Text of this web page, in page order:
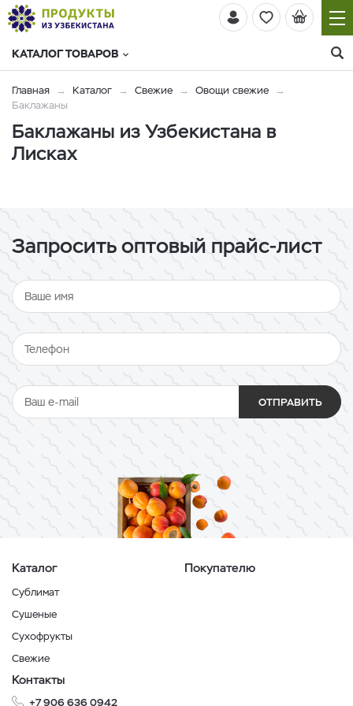
КАТАЛОГ ТОВАРОВ
Главная Каталог Свежие
Овощи свежие
Баклажаны
Баклажаны из Узбекистана в
Лисках
Запросить оптовый прайс-лист
ОТПРАВИТЬ
Каталог
Сублимат
Сушеные
Сухофрукты
Свежие
Покупателю
Контакты
+7 906 636 0942